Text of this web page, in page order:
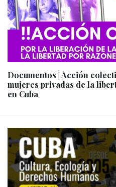
Documentos | Acción
mujeres privadas de la
en Cuba